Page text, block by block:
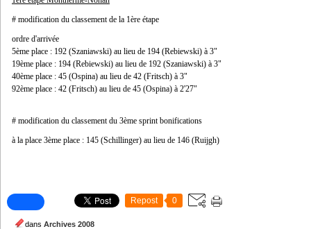
# modification du classement de la 1ère étape
ordre d'arrivée
5ème place : 192 (Szaniawski) au lieu de 194 (Rebiewski) à 3"
19ème place : 194 (Rebiewski) au lieu de 192 (Szaniawski) à 3"
40ème place : 45 (Ospina) au lieu de 42 (Fritsch) à 3"
92ème place : 42 (Fritsch) au lieu de 45 (Ospina) à 2'27"
# modification du classement du 3ème sprint bonifications
à la place 3ème place : 145 (Schillinger) au lieu de 146 (Ruijgh)
Repost 0
dans Archives 2008